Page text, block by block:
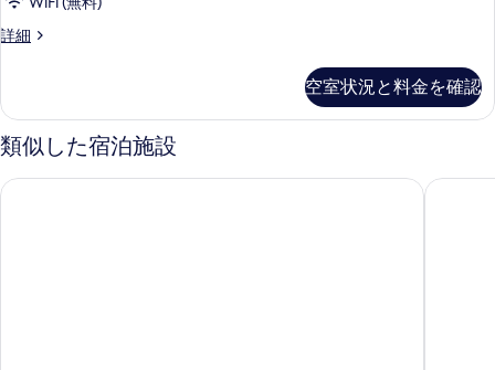
す
ー
喫
煙/
禁
煙
詳細
シ
ル
ー
ム,
煙/
空室状況と料金を確認
類似した宿泊施設
ルートイングランティア小牧 キャッ